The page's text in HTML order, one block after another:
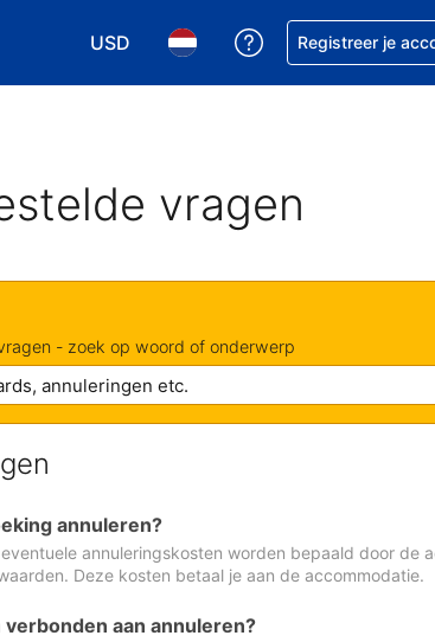
USD
Kies je valuta. Je huidige valuta is
Kies je taal. Je huidige taal
Krijg hulp bij je
Registreer je
vragen
- zoek op woord of onderwerp
annuleren?
annuleringskosten worden bepaald door de
Deze kosten betaal je aan de accommodatie.
aan annuleren?